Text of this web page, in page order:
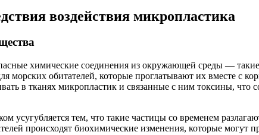
воздействия микропластика
химические соединения из окружающей среды —
морских обитателей, которые проглатывают их вместе
в тканях микропластик и связанные с ним токсины,
усугубляется тем, что такие частицы со временем
происходят биохимические изменения, которые